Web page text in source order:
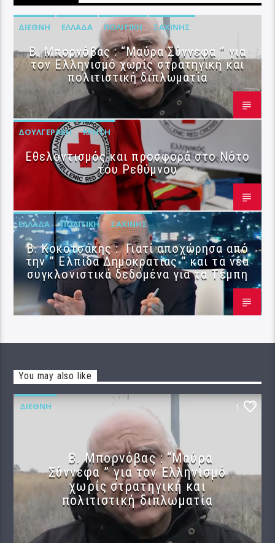
ΔΙΕΘΝΉ ΕΛΛΆΔΑ ΠΟΛΙΤΙΚΉ ΣΑΧΊΝΗΣ
B. Μπορνόβας : “Μαύρα Σύννεφα ” για
τον Ελληνισμό χωρίς στρατηγική και
πολιτιστική διπλωματία
ΔΟΥΛΓΕΡΆΚΗ ΚΡΉΤΗ
Εθελοντισμός και προσφορά στο Νότο
του Ρεθύμνου
ΕΛΛΆΔΑ ΠΟΛΙΤΙΚΉ ΣΑΧΊΝΗΣ
Β. Κοκοτσάκης : Γιατί αποχώρησα από
την ” Ελπίδα Δημοκρατίας ” και τα νέα
συγκλονιστικά δεδομένα για τα Τέμπη
You may also like
ΔΙΕΘΝΉ 1
B. Μπορνόβας : “Μαύρα
Σύννεφα ” για τον Ελληνισμό
χωρίς στρατηγική και
πολιτιστική διπλωματία